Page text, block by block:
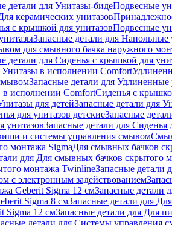
детали для Унитазы-бидеПодвесные
керамических унитазов
с крышкой для унитазовПодвесные
Запасные детали для Напольные
для смывного бачка наружного
детали для Сиденья с крышкой для
Унитазы в исполнении Comfort
Запасные детали для
в исполнении ComfortСиденья с
для детейЗапасные детали для
для унитазов детскиеЗапасные
унитазовЗапасные детали для Сиденья
и системы управления смывом
монтажа SigmaДля смывных бачков
для Для смывных бачков скрытого
монтажа TwinlineЗапасные детали
с электронным задействованием
Geberit Sigma 12 смЗапасные детали
Sigma 8 смЗапасные детали для
Sigma 12 смЗапасные детали для Для
детали для Системы управления